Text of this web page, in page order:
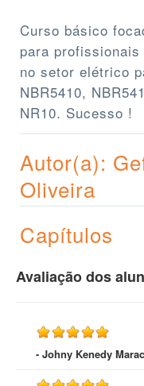
Curso básico
para profissionais
no setor elétrico
NBR5410,
NR10. Sucesso !
Autor(a):
Oliveira
Capítulos
Avaliação dos
- Johny Kenedy